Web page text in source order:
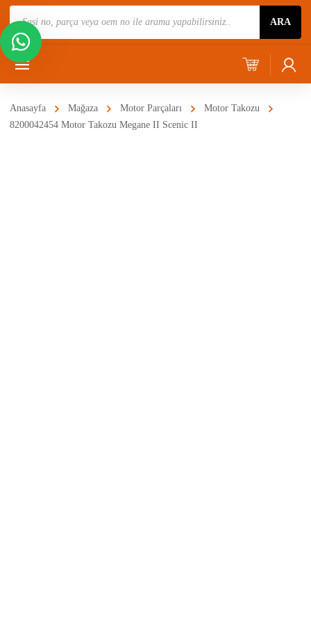
Ara
ARA
Anasayfa Mağaza Motor Parçaları
Motor Takozu
8200042454 Motor Takozu Megane II Scenic II